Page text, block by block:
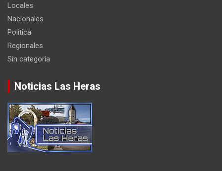
Locales
Nacionales
Politica
Regionales
Sin categoría
Noticias Las Heras